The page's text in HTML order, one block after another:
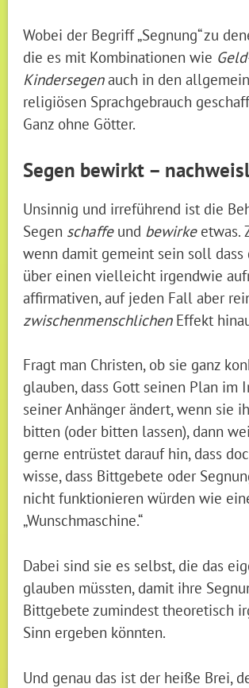
Wobei der Begriff „Segnung“ zu
die es mit Kombinationen wie
Kindersegenauch in den
religiösen Sprachgebrauch
Ganz ohne Götter.
Segen bewirkt –
Unsinnig und irreführend ist die
Segen schaffe und bewirke etwas.
wenn damit gemeint sein soll dass
über einen vielleicht irgendwie
affirmativen, auf jeden Fall aber
zwischenmenschlichenEffekt
Fragt man Christen, ob sie ganz
glauben, dass Gott seinen Plan im
seiner Anhänger ändert, wenn sie
bitten (oder bitten lassen), dann
gerne entrüstet darauf hin, dass
wisse, dass Bittgebete oder
nicht funktionieren würden wie
„Wunschmaschine.“
Dabei sind sie es selbst, die das
glauben müssten, damit ihre
Bittgebete zumindest theoretisch
Sinn ergeben könnten.
Und genau das ist der heiße Brei,